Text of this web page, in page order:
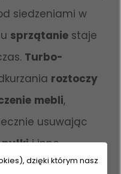
siedzeniami w
sprzątanie staje
Turbo-
roztoczy
mebli,
usuwając
pyłkii inne
rozwiązaniem
dzięki którym nasz